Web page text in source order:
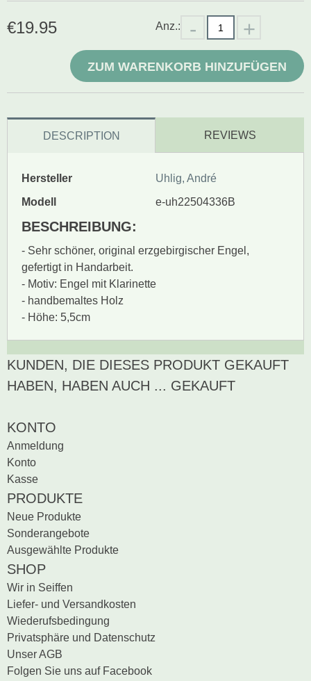
€19.95 Anz.:
ZUM WARENKORB HINZUFÜGEN
DESCRIPTION REVIEWS
Hersteller
Uhlig, André
Modell
e-uh22504336B
BESCHREIBUNG:
- Sehr schöner, original erzgebirgischer Engel,
gefertigt in Handarbeit.
- Motiv: Engel mit Klarinette
- handbemaltes Holz
- Höhe: 5,5cm
BEWERTUNG SCHREIBEN
Zur Zeit gibt es keine
Produktrezensionen.
KUNDEN, DIE DIESES PRODUKT GEKAUFT
HABEN, HABEN AUCH ... GEKAUFT
KONTO
Anmeldung
Konto
Kasse
PRODUKTE
Neue Produkte
Sonderangebote
Ausgewählte Produkte
SHOP
Wir in Seiffen
Liefer- und Versandkosten
Wiederufsbedingung
Privatsphäre und Datenschutz
Unser AGB
Folgen Sie uns auf Facebook